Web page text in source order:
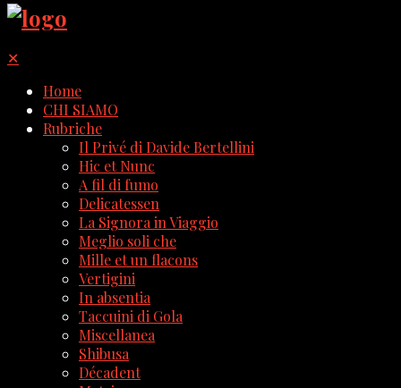
✕
Home
CHI SIAMO
Rubriche
Il Privé di Davide Bertellini
Hic et Nunc
A fil di fumo
Delicatessen
La Signora in Viaggio
Meglio soli che
Mille et un flacons
Vertigini
In absentia
Taccuini di Gola
Miscellanea
Shibusa
Décadent